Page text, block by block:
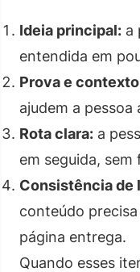
Ideia principal: a
entendida em
Prova e
ajudem a pessoa
Rota clara: a
em seguida,
Consistência de
conteúdo
página entrega.
Quando esses